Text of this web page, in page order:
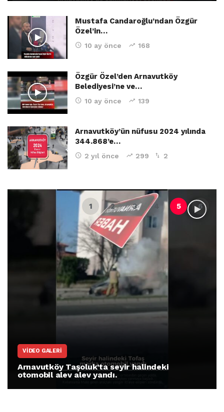
Mustafa Candaroğlu’ndan Özgür
Özel’in…
10 ay önce 168
Özgür Özel’den Arnavutköy
Belediyesi’ne ve…
10 ay önce 139
Arnavutköy’ün nüfusu 2024 yılında
344.868’e…
2 yıl önce 299 2
VIDEO GALERI
Arnavutköy Taşoluk’ta seyir halindeki
otomobil alev alev yandı.